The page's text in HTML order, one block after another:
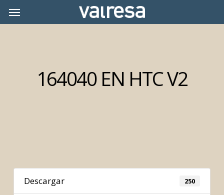
Menu
164040 EN HTC V2
Descargar 250